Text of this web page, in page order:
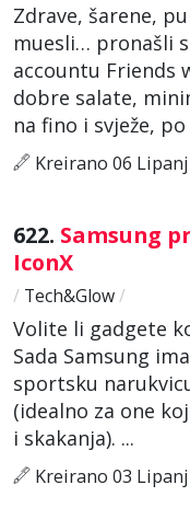
Zdrave, šarene,
muesli… pronašli
accountu Friends
dobre salate,
na fino i svježe,
Kreirano 06
622. Samsung
IconX
/ Tech&Glow/
Volite li gadgete
Sada Samsung
sportsku
(idealno za one
i skakanja). ...
Kreirano 03